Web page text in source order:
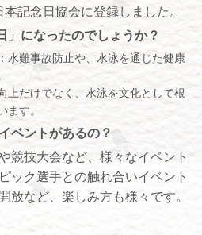
記念日協会に登録しました。
」になったのでしょうか？
：水難事故防止や、水泳を通じた健康
上だけでなく、水泳を文化として根
す。
ベントがあるの？
競技大会など、様々なイベント
ック選手との触れ合いイベント
放など、楽しみ方も様々です。